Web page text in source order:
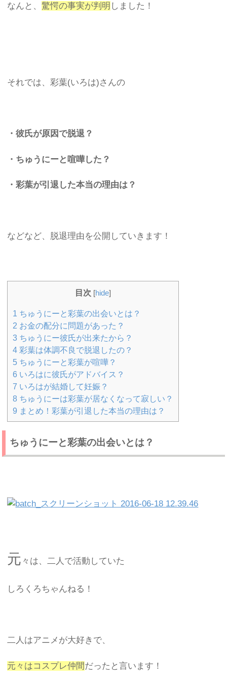
なんと、驚愕の事実が判明 しました！
それでは、彩葉(いろは)さんの
・彼氏が原因で脱退？
・ちゅうにーと喧嘩した？
・彩葉が引退した本当の理由は？
などなど、脱退理由を公開していきます！
目次 [hide]
1 ちゅうにーと彩葉の出会いとは？
2 お金の配分に問題があった？
3 ちゅうにー彼氏が出来たから？
4 彩葉は体調不良で脱退したの？
5 ちゅうにーと彩葉が喧嘩？
6 いろはに彼氏がアドバイス？
7 いろはが結婚して妊娠？
8 ちゅうにーは彩葉が居なくなって寂しい？
9 まとめ！彩葉が引退した本当の理由は？
ちゅうにーと彩葉の出会いとは？
元 々は、二人で活動していた
しろくろちゃんねる！
二人はアニメが大好きで、
元々はコスプレ仲間だったと言います！